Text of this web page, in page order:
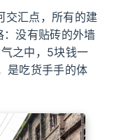
交汇点，所有的建
没有贴砖的外墙
之中，5块钱一
是吃货手手的体